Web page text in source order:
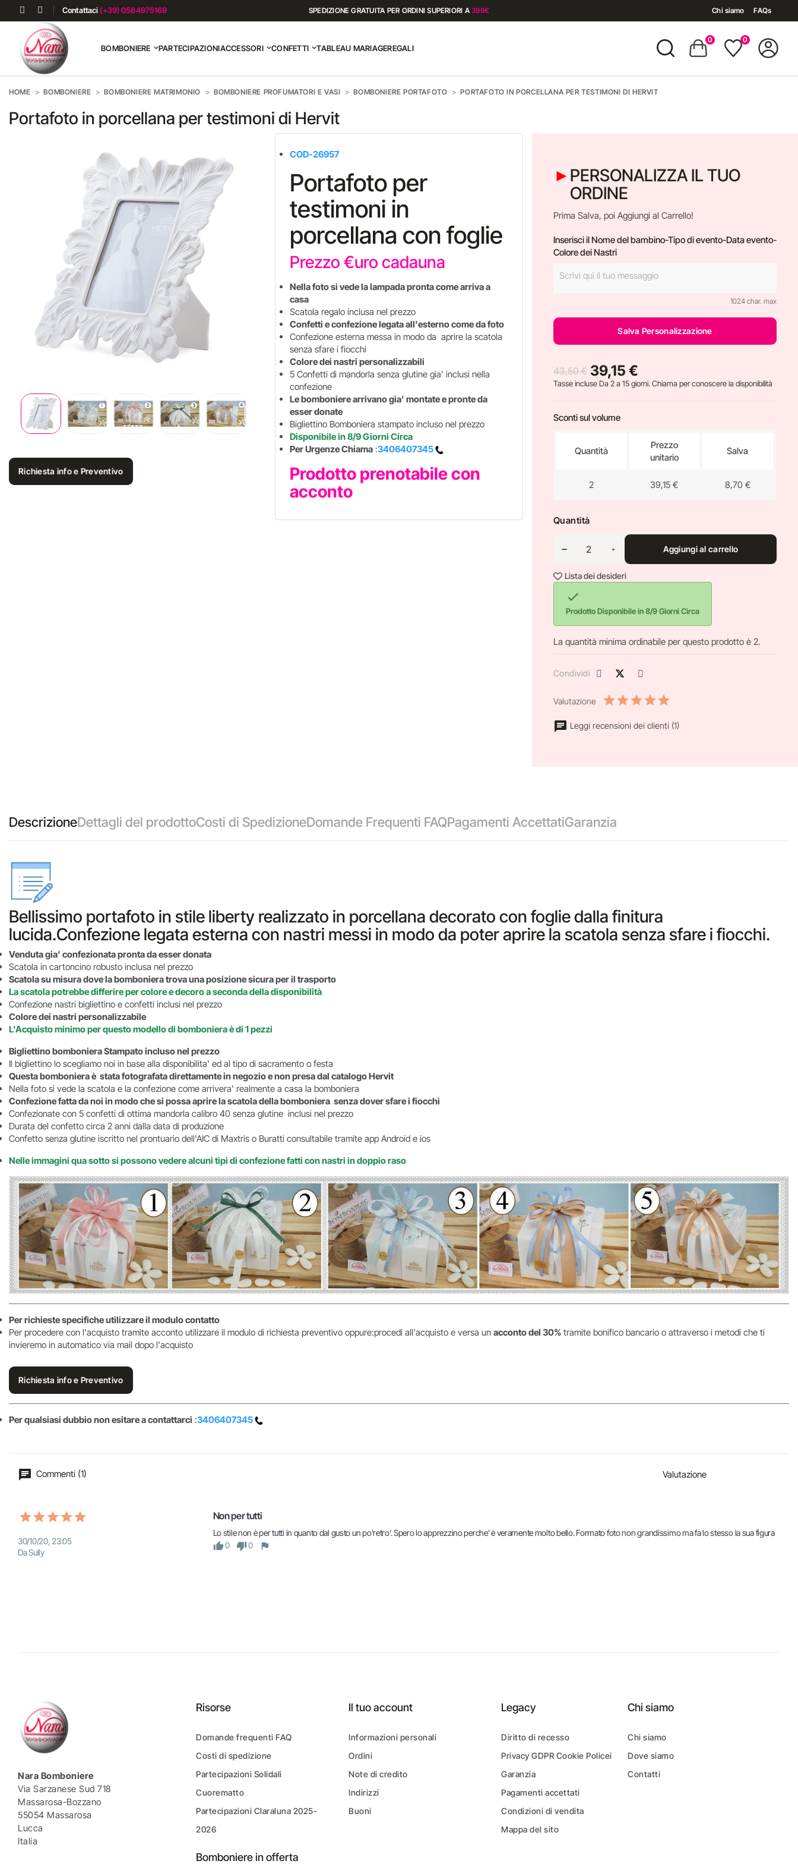
Contattaci (+39) 0584975169 SPEDIZIONE GRATUITA PER ORDINI SUPERIORI A399€ Chi siamo FAQs
BOMBONIERE PARTECIPAZIONIACCESSORI CONFETTI TABLEAU MARIAGEREGALI
0 0
HOME BOMBONIERE BOMBONIERE MATRIMONIO BOMBONIERE PROFUMATORI E VASI BOMBONIERE PORTAFOTO PORTAFOTO IN PORCELLANA PER TESTIMONI DI HERVIT
Portafoto in porcellana per testimoni di Hervit
Richiesta info e Preventivo
COD-26957
Portafoto per
testimoni in
porcellana con foglie
Prezzo €uro cadauna
Nella foto si vede la lampada pronta come arriva a
casa
Scatola regalo inclusa nel prezzo
Confetti e confezione legata all'esterno come da foto
Confezione esterna messa in modo da aprire la scatola
senza sfare i fiocchi
Colore dei nastri personalizzabili
5 Confetti di mandorla senza glutine gia' inclusi nella
confezione
Le bomboniere arrivano gia' montate e pronte da
esser donate
Bigliettino Bomboniera stampato incluso nel prezzo
Disponibile in 8/9 Giorni Circa
Per Urgenze Chiama:3406407345
Prodotto prenotabile con
acconto
PERSONALIZZA IL TUO
ORDINE
Prima Salva, poi Aggiungi al Carrello!
Inserisci il Nome del bambino-Tipo di evento-Data evento-
Colore dei Nastri
1024 char. max
Salva Personalizzazione
43,50 € 39,15 €
Tasse incluseDa 2 a 15 giorni. Chiama per conoscere la disponibilità
Sconti sul volume
Quantità
Prezzo
unitario
Salva
2 39,15 € 8,70 €
Quantità
Aggiungi al carrello
Lista dei desideri

Prodotto Disponibile in 8/9 Giorni Circa
La quantità minima ordinabile per questo prodotto è 2.
Condividi
Valutazione
Leggi recensioni dei clienti (1)
DescrizioneDettagli del prodottoCosti di SpedizioneDomande Frequenti FAQPagamenti AccettatiGaranzia
Bellissimo portafoto in stile liberty realizzato in porcellana decorato con foglie dalla finitura
lucida.Confezione legata esterna con nastri messi in modo da poter aprire la scatola senza sfare i fiocchi.
Venduta gia' confezionata pronta da esser donata
Scatola in cartoncino robusto inclusa nel prezzo
Scatola su misura dove la bomboniera trova una posizione sicura per il trasporto
La scatola potrebbe differire per colore e decoro a seconda della disponibilità
Confezione nastri bigliettino e confetti inclusi nel prezzo
Colore dei nastri personalizzabile
L'Acquisto minimo per questo modello di bomboniera è di 1 pezzi
Bigliettino bomboniera Stampato incluso nel prezzo
Il bigliettino lo scegliamo noi in base alla disponibilita' ed al tipo di sacramento o festa
Questa bomboniera è stata fotografata direttamente in negozio e non presa dal catalogo Hervit
Nella foto si vede la scatola e la confezione come arrivera' realmente a casa la bomboniera
Confezione fatta da noi in modo che si possa aprire la scatola della bomboniera senza dover sfare i fiocchi
Confezionate con 5 confetti di ottima mandorla calibro 40 senza glutine inclusi nel prezzo
Durata del confetto circa 2 anni dalla data di produzione
Confetto senza glutine iscritto nel prontuario dell'AIC di Maxtris o Buratti consultabile tramite app Android e ios
Nelle immagini qua sotto si possono vedere alcuni tipi di confezione fatti con nastri in doppio raso
Per richieste specifiche utilizzare il modulo contatto
Per procedere con l'acquisto tramite acconto utilizzare il modulo di richiesta preventivo oppure:procedi all'acquisto e versa un acconto del 30% tramite bonifico bancario o attraverso i metodi che ti
invieremo in automatico via mail dopo l'acquisto
Richiesta info e Preventivo
Per qualsiasi dubbio non esitare a contattarci :3406407345
Commenti (1) Valutazione
30/10/20, 23:05
Da Sully
Non per tutti
Lo stile non è per tutti in quanto dal gusto un po'retro'. Spero lo apprezzino perche' è veramente molto bello. Formato foto non grandissimo ma fa lo stesso la sua figura
0
0
Nara Bomboniere
Via Sarzanese Sud 718
Massarosa-Bozzano
55054 Massarosa
Lucca
Italia
Risorse
Domande frequenti FAQ
Costi di spedizione
Partecipazioni Solidali
Cuorematto
Partecipazioni Claraluna 2025-
2026
Bomboniere in offerta
Il tuo account
Informazioni personali
Ordini
Note di credito
Indirizzi
Buoni
Legacy
Diritto di recesso
Privacy GDPR Cookie Policei
Garanzia
Pagamenti accettati
Condizioni di vendita
Mappa del sito
Chi siamo
Chi siamo
Dove siamo
Contatti